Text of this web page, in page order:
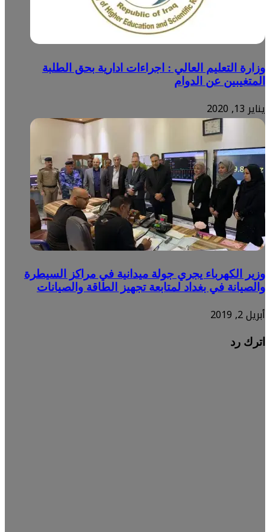
وزارة التعليم العالي : اجراءات ادارية بحق الطلبة
المتغيبين عن الدوام
يناير 13, 2020
وزير الكهرباء يجري جولة ميدانية في مراكز السيطرة
والصيانة في بغداد لمتابعة تجهيز الطاقة والصيانات
أبريل 2, 2019
اترك رد